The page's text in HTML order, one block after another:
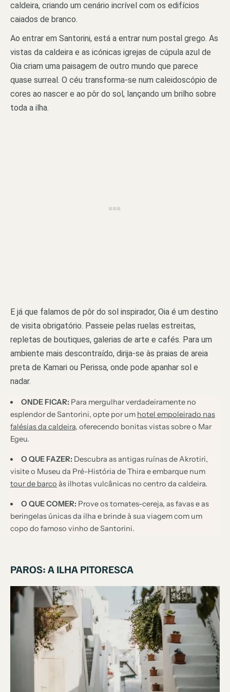
caldeira, criando um cenário incrível com os edifícios
caiados de branco.
Ao entrar em Santorini, está a entrar num postal grego. As
vistas da caldeira e as icónicas igrejas de cúpula azul de
Oia criam uma paisagem de outro mundo que parece
quase surreal. O céu transforma-se num caleidoscópio de
cores ao nascer e ao pôr do sol, lançando um brilho sobre
toda a ilha.
E já que falamos de pôr do sol inspirador, Oia é um destino
de visita obrigatório. Passeie pelas ruelas estreitas,
repletas de boutiques, galerias de arte e cafés. Para um
ambiente mais descontraído, dirija-se às praias de areia
preta de Kamari ou Perissa, onde pode apanhar sol e
nadar.
ONDE FICAR: Para mergulhar verdadeiramente no
esplendor de Santorini, opte por um hotel empoleirado nas
falésias da caldeira, oferecendo bonitas vistas sobre o Mar
Egeu.
O QUE FAZER: Descubra as antigas ruínas de Akrotiri,
visite o Museu da Pré-História de Thira e embarque num
tour de barco às ilhotas vulcânicas no centro da caldeira.
O QUE COMER: Prove os tomates-cereja, as favas e as
beringelas únicas da ilha e brinde à sua viagem com um
copo do famoso vinho de Santorini.
PAROS: A ILHA PITORESCA